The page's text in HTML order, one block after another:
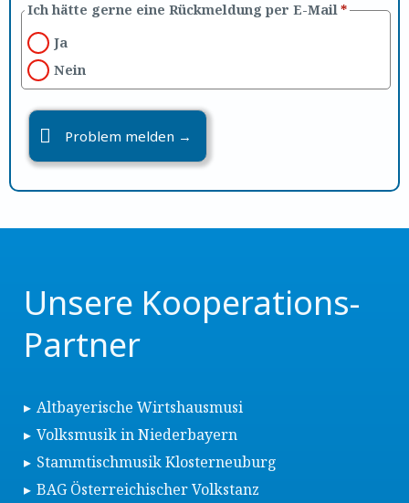
Ich hätte gerne eine Rückmeldung per E-Mail*
Ja
Nein
Unsere Kooperations-
Partner
Altbayerische Wirtshausmusi
Volksmusik in Niederbayern
Stammtischmusik Klosterneuburg
BAG Österreichischer Volkstanz